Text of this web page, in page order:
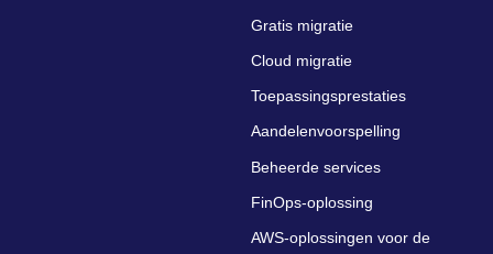
Gratis migratie
Cloud migratie
Toepassingsprestaties
Aandelenvoorspelling
Beheerde services
FinOps-oplossing
AWS-oplossingen voor de